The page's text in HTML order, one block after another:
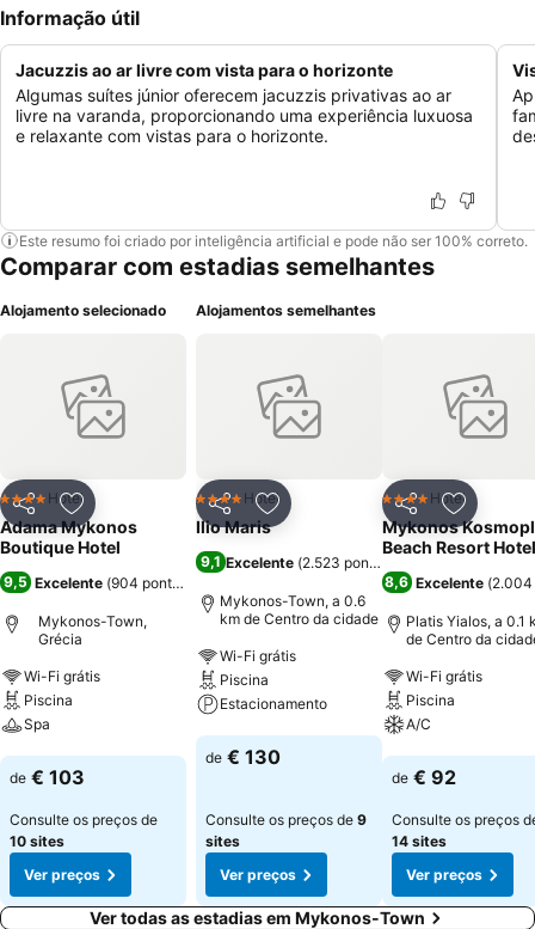
Informação útil
Jacuzzis ao ar livre com vista para o horizonte
Algumas suítes júnior oferecem jacuzzis privativas ao ar
livre na varanda, proporcionando uma experiência luxuosa
e relaxante com vistas para o horizonte.
Este resumo foi criado por inteligência artificial e pode não ser 100% correto.
Comparar com estadias semelhantes
Alojamento selecionado
PartilharAdicionar aos favoritos
4 EstrelasHotel
Adama Mykonos
Boutique Hotel
9,5 Excelente (904 pontuações
Mykonos-Town,
Grécia
Wi-Fi grátis
Piscina
Spa
Ver preços
de € 103
Consulte os preços de
10 sites
Ver preços
Alojamentos semelhantes
PartilharAdicionar aos favoritos
4 EstrelasHotel
Ilio Maris
9,1 Excelente (2.523 pontuações
Mykonos-Town, a 0.6
km de Centro da cidade
Wi-Fi grátis
Piscina
Estacionamento
Ver preços
de € 130
Consulte os preços de 9
sites
Ver preços
Partilhar
4 EstrelasHotel
Mykonos
Beach Resort Hotel
8,6 Excelente (2.004
Platis Yialos, a 0.1
de Centro da
Wi-Fi grátis
Piscina
A/C
Ver preços
de € 92
Consulte os preços
14 sites
Ver preços
Ver todas as estadias em Mykonos-Town